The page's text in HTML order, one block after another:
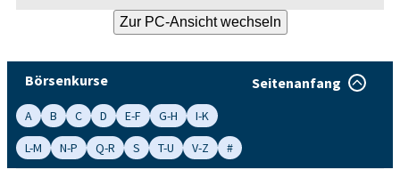
Börsenkurse Seitenanfang
A B C D E-F G-H
I-K
L-M
N-P Q-R S T-U V-Z #